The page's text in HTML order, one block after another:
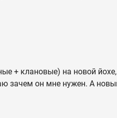
+ клановые) на новой йохе,
зачем он мне нужен. А